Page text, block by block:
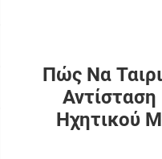
Πώς Να
Ηχητικού